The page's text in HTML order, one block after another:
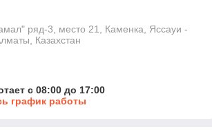
болгарки для тяжёлых работ.
инструмента.
ряд-3, место 21, Каменка, Яссауи -
Казахстан
с 08:00 до 17:00
график работы